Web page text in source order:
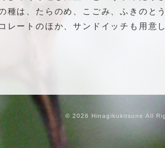
種は、たらのめ、こごみ、ふきのと
レートのほか、サンドイッチも用意
© 2026 Hinagikukitsune All